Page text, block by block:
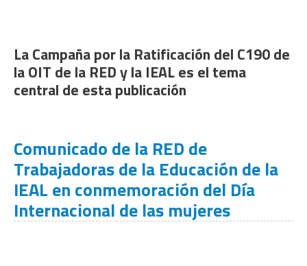
La Campaña por la Ratificación del C190 de
la OIT de la RED y la IEAL es el tema
central de esta publicación
Comunicado de la RED de
Trabajadoras de la Educación de la
IEAL en conmemoración del Día
Internacional de las mujeres